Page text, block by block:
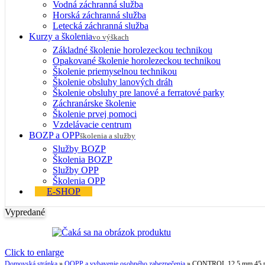
Vodná záchranná služba
Horská záchranná služba
Letecká záchranná služba
Kurzy a školeniavo výškach
Základné školenie horolezeckou technikou
Opakované školenie horolezeckou technikou
Školenie priemyselnou technikou
Školenie obsluhy lanových dráh
Školenie obsluhy pre lanové a ferratové parky
Záchranárske školenie
Školenie prvej pomoci
Vzdelávacie centrum
BOZP a OPPškolenia a služby
Služby BOZP
Školenia BOZP
Služby OPP
Školenia OPP
E-SHOP
Vypredané
Click to enlarge